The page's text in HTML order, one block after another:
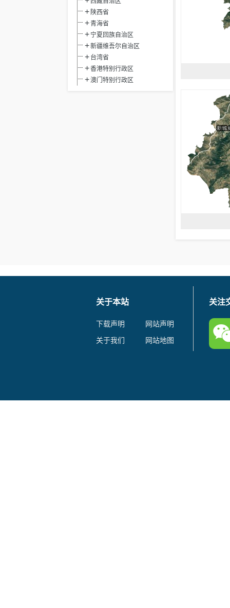
陕西省
青海省
宁夏回族自治区
新疆维吾尔自治区
台湾省
香港特别行政区
澳门特别行政区
关于本站
下载声明
网站声明
关于我们
网站地图
关注